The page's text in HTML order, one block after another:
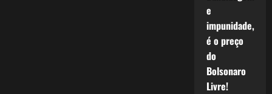
e
impunidade,
é o preço
do
Bolsonaro
Livre!